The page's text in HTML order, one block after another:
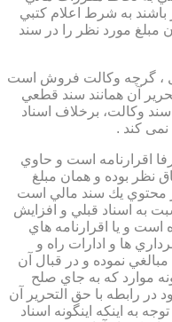
به شرط اعلام كتبي
مبلغ مورد نظر را در سند
، گرچه وكالت فروش است
آن همانند سند قطعي
وكالت، برخلاف اسناد
کند .
اقرارنامه است و حاوي
نظر بوده و همان مبلغ
محتوي يك سند مالي است
به اسناد قبلي و افزايش
است و يا اقرارنامه هاي
ها و ادارات راه و
نموده و در قبال آن
موارد كه به جاي صلح
در رابطه با حق التحرير آن
به اينكه اينگونه اسناد